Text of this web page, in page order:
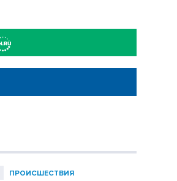
ПРОИСШЕСТВИЯ